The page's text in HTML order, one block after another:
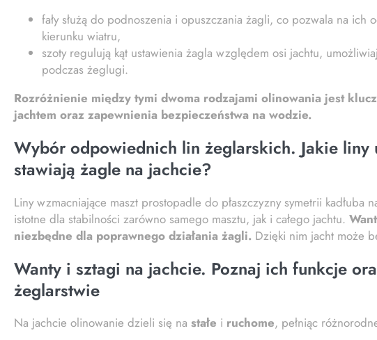
fały służą do podnoszenia i opuszczania żagli, co pozwala na
kierunku wiatru,
szoty regulują kąt ustawienia żagla względem osi jachtu,
podczas żeglugi.
Rozróżnienie między tymi dwoma rodzajami olinowania jest
jachtem oraz zapewnienia bezpieczeństwa na wodzie.
Wybór odpowiednich lin żeglarskich. Jakie liny
stawiają żagle na jachcie?
Liny wzmacniające maszt prostopadle do płaszczyzny symetrii kadłuba
istotne dla stabilności zarówno samego masztu, jak i całego jachtu.
niezbędne dla poprawnego działania żagli. Dzięki nim jacht może
Wanty i sztagi na jachcie. Poznaj ich funkcje
żeglarstwie
Na jachcie olinowanie dzieli się na stałe i ruchome, pełniąc